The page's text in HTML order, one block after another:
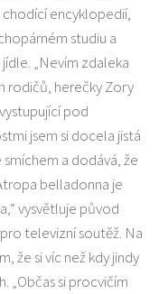
encyklopedií,
studiu a
„Nevím zdaleka
rodičů, herečky Zory
pod
jsem si docela jistá
smíchem a dodává, že
belladonna je
vysvětluje původ
televizní soutěž. Na
že si víc než kdy jindy
„Občas si procvičím